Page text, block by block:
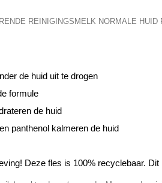
REINIGINGSMELK NORMALE
de huid uit te drogen
formule
de huid
panthenol kalmeren de huid
Deze fles is 100% recyclebaar.